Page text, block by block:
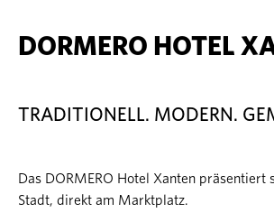
DORMERO HOTEL
TRADITIONELL. MODERN.
Das DORMERO Hotel Xanten präsentiert
Stadt, direkt am Marktplatz.